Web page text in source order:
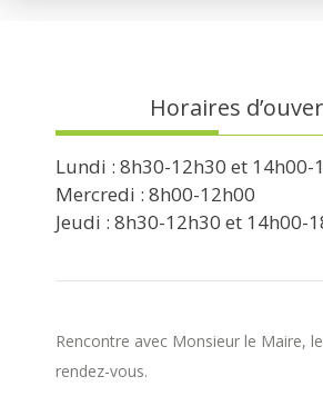
Horaires
Lundi : 8h30-12h30 et 14h00-
Mercredi : 8h00-12h00
Jeudi : 8h30-12h30 et 14h00-
Rencontre avec Monsieur le Maire,
rendez-vous.